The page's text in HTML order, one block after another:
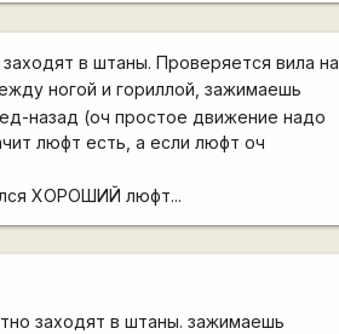
заходят в штаны. Проверяется вила на
ногой и гориллой, зажимаешь
назад (оч простое движение надо
люфт есть, а если люфт оч
ХОРОШИЙ люфт...
заходят в штаны. зажимаешь